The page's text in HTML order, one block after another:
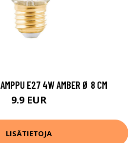
E27 4W AMBER Ø 8 CM
9.9 EUR
LISÄTIETOJA